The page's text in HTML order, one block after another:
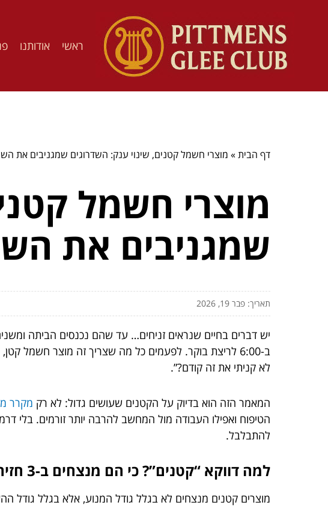
ראשי אודותנו
דף הבית» מוצרי חשמל קטנים, שינוי ענק: השדרוגים שמגניבים את
מוצרי חשמל
שמגניבים את
תאריך: פבר 19, 2026
יש דברים בחיים שנראים זניחים… עד שהם נכנסים הביתה
ב-6:00 לריצת בוקר. לפעמים כל מה שצריך זה מוצר חשמל
לא קניתי את זה קודם?”.
המאמר הזה הוא בדיוק על הקטנים שעושים גדול: לא רק מקרר
הטיפוח ואפילו העבודה מול המחשב להרבה יותר זורמים. בלי
להתבלבל.
למה דווקא “קטנים”? כי הם מנצחים ב-3 חזיתות
מוצרים קטנים מנצחים לא בגלל גודל המנוע, אלא בגלל גודל